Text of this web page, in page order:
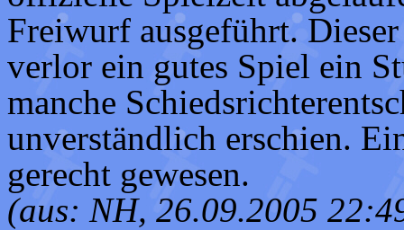
Freiwurf ausgeführt.
verlor ein gutes Spiel ein
manche
unverständlich erschien.
gerecht gewesen.
(aus: NH, 26.09.2005